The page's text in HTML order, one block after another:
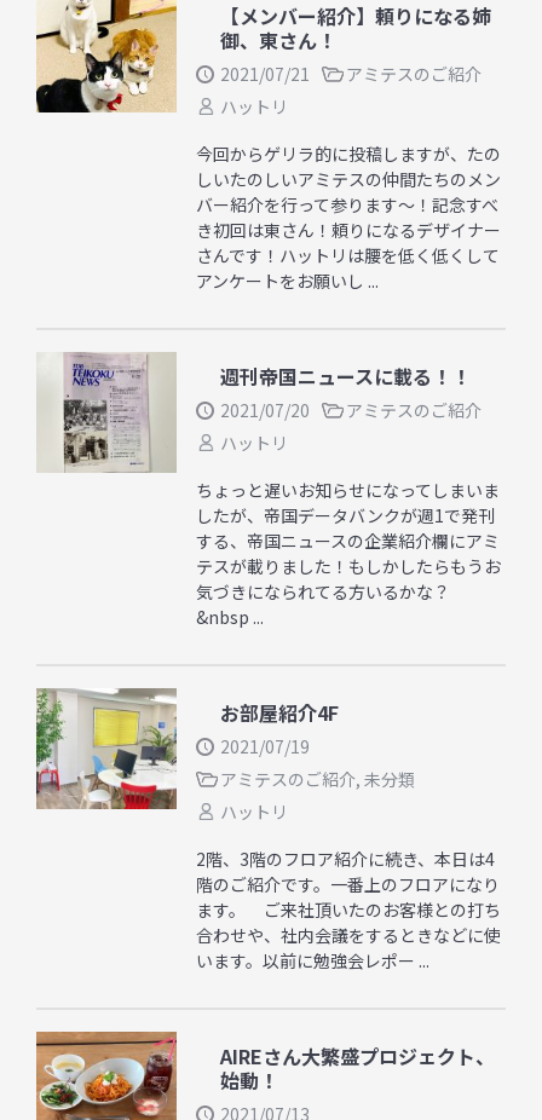
【メンバー紹介】頼りになる姉
御、東さん！
2021/07/21
アミテスのご紹介
ハットリ
今回からゲリラ的に投稿しますが、たの
しいたのしいアミテスの仲間たちのメン
バー紹介を行って参ります〜！記念すべ
き初回は東さん！頼りになるデザイナー
さんです！ハットリは腰を低く低くして
アンケートをお願いし ...
週刊帝国ニュースに載る！！
2021/07/20
アミテスのご紹介
ハットリ
ちょっと遅いお知らせになってしまいま
したが、帝国データバンクが週1で発刊
する、帝国ニュースの企業紹介欄にアミ
テスが載りました！もしかしたらもうお
気づきになられてる方いるかな？
&nbsp ...
お部屋紹介4F
2021/07/19
アミテスのご紹介, 未分類
ハットリ
2階、3階のフロア紹介に続き、本日は4
階のご紹介です。一番上のフロアになり
ます。 ご来社頂いたのお客様との打ち
合わせや、社内会議をするときなどに使
います。以前に勉強会レポー ...
AIREさん大繁盛プロジェクト、
始動！
2021/07/13